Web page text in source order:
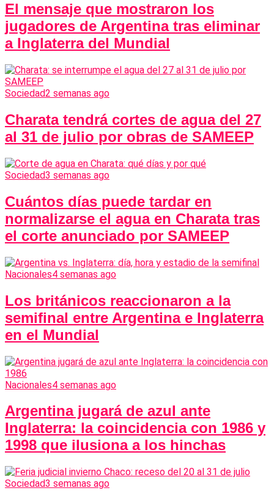
El mensaje que mostraron los
jugadores de Argentina tras eliminar
a Inglaterra del Mundial
Sociedad2 semanas ago
Charata tendrá cortes de agua del 27
al 31 de julio por obras de SAMEEP
Sociedad3 semanas ago
Cuántos días puede tardar en
normalizarse el agua en Charata tras
el corte anunciado por SAMEEP
Nacionales4 semanas ago
Los británicos reaccionaron a la
semifinal entre Argentina e Inglaterra
en el Mundial
Nacionales4 semanas ago
Argentina jugará de azul ante
Inglaterra: la coincidencia con 1986 y
1998 que ilusiona a los hinchas
Sociedad3 semanas ago